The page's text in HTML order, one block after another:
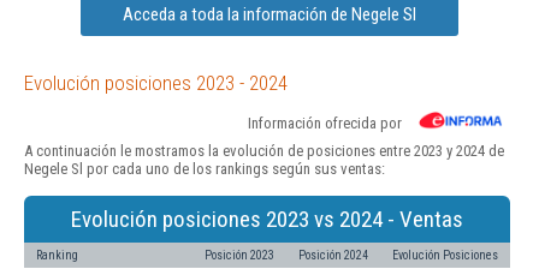
Acceda a toda la información de Negele Sl
Evolución posiciones 2023 - 2024
Información ofrecida por
A continuación le mostramos la evolución de posiciones entre 2023 y 2024 de
Negele Sl por cada uno de los rankings según sus ventas:
Evolución posiciones 2023 vs 2024 - Ventas
Ranking Posición 2023 Posición 2024 Evolución Posiciones